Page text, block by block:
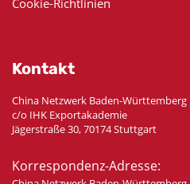
Kontakt
China Netzwerk Baden-Württemberg
c/o IHK Exportakademie
Jägerstraße 30, 70174 Stuttgart
Korrespondenz-Adresse: